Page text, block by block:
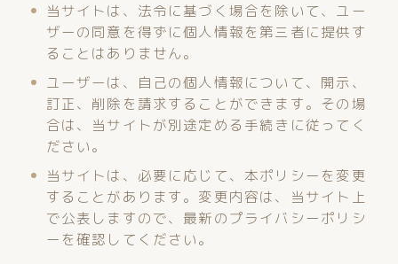
当サイトは、法令に基づく場合を除いて、ユー
ザーの同意を得ずに個人情報を第三者に提供す
ることはありません。
ユーザーは、自己の個人情報について、開示、
訂正、削除を請求することができます。その場
合は、当サイトが別途定める手続きに従ってく
ださい。
当サイトは、必要に応じて、本ポリシーを変更
することがあります。変更内容は、当サイト上
で公表しますので、最新のプライバシーポリシ
ーを確認してください。